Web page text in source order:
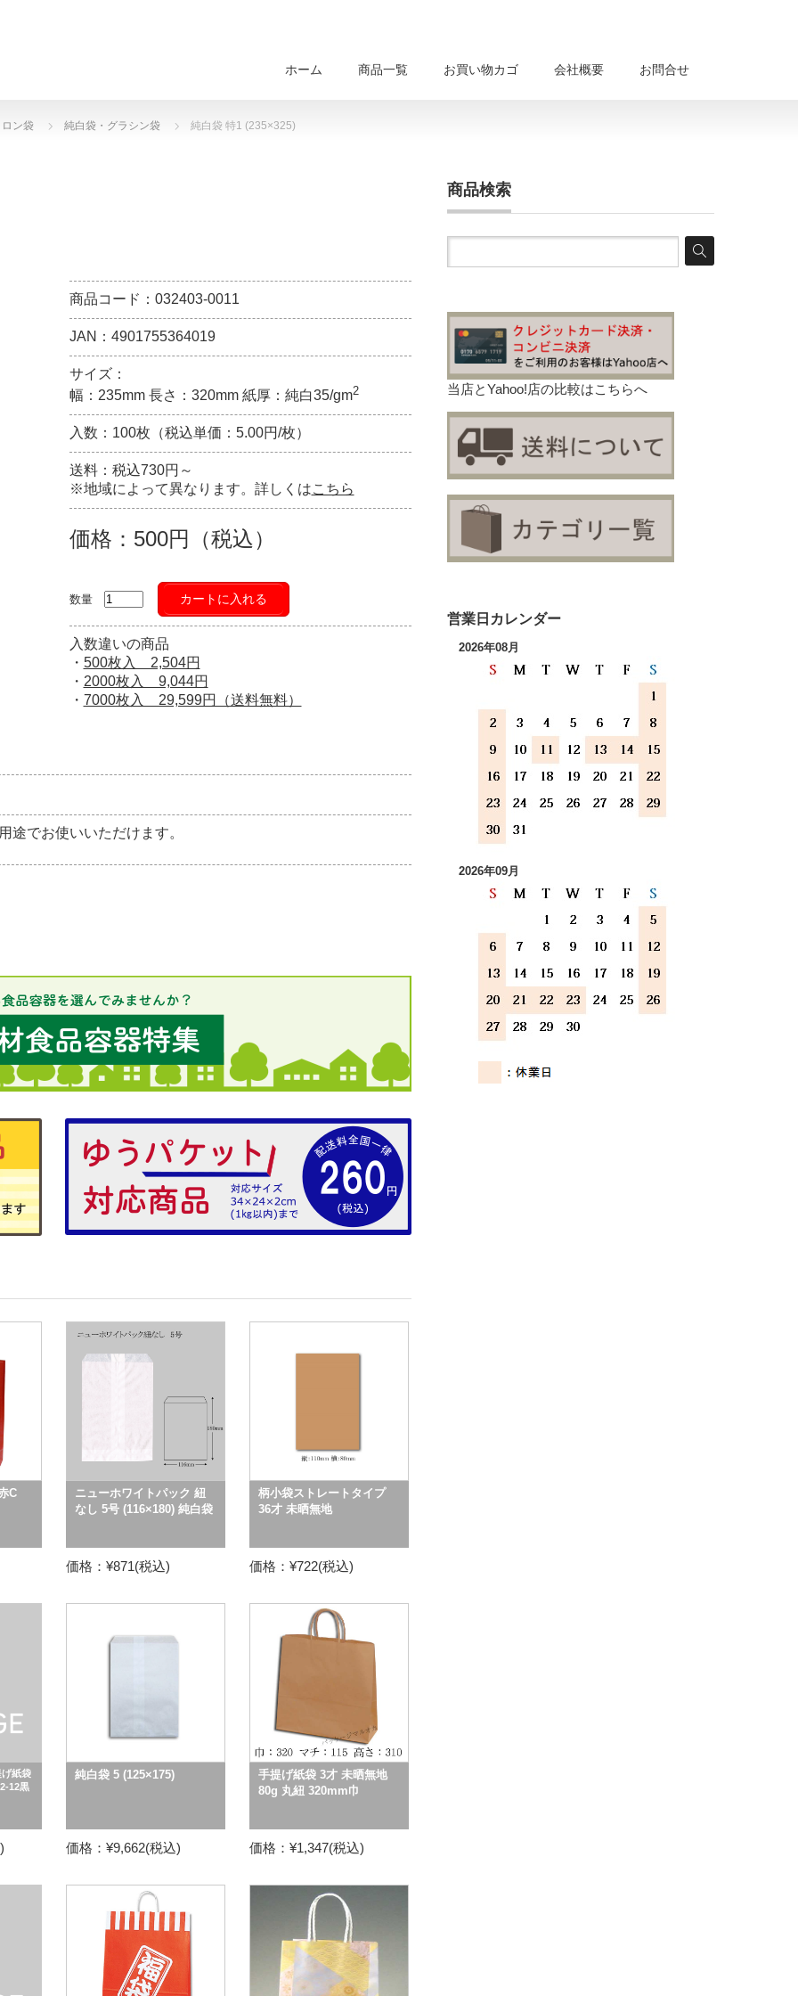
ホーム 商品一覧 お買い物カゴ 会社概要 お問合せ
ン袋 純白袋・グラシン袋 純白袋 特1 (235×325)
商品コード：032403-0011
JAN：4901755364019
サイズ：
幅：235mm 長さ：320mm 紙厚：純白35/gm2
入数：100枚（税込単価：5.00円/枚）
送料：税込730円～
※地域によって異なります。詳しくはこちら
価格：500円（税込）
数量 カートに入れる
入数違いの商品
・ 500枚入 2,504円
・ 2000枚入 9,044円
・ 7000枚入 29,599円（送料無料）
途でお使いいただけます。
C
ニューホワイトパック 紐
なし 5号 (116×180) 純白袋
価格：¥871(税込)
柄小袋ストレートタイプ
36才 未晒無地
価格：¥722(税込)
紙袋
12黒
純白袋 5 (125×175)
価格：¥9,662(税込)
手提げ紙袋 3才 未晒無地
80g 丸紐 320mm巾
価格：¥1,347(税込)
商品検索
当店とYahoo!店の比較はこちらへ
営業日カレンダー
2026年08月
2026年09月